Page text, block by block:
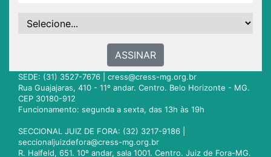
ASSINAR
SEDE: (31) 3527-7676 | cress@cress-mg.org.br
Rua Guajajaras, 410 - 11º andar. Centro. Belo Horizonte - MG.
CEP 30180-912
Funcionamento: segunda a sexta, das 13h às 19h
SECCIONAL JUIZ DE FORA: (32) 3217-9186 |
seccionaljuizdefora@cress-mg.org.br
R. Halfeld, 651. 10º andar, sala 1001. Centro. Juiz de Fora-MG.